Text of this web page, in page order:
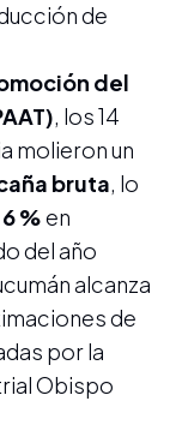
de
del
, los 14
molieron un
bruta, lo
6 %en
del año
alcanza
de
por la
Obispo